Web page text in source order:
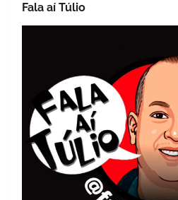
Fala aí Túlio